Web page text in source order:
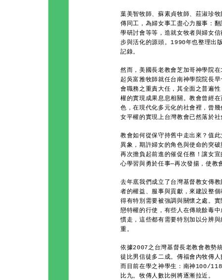
葉美智牧師、蘇素貞牧師、莊淑珍
傳同工，為婦女事工盡心力服事：
學研討會等等，造就女牧者與婦女
步與活化的源頭。1990年也整理出
記錄。
然而，美國長老教會芝加哥神學院
起吳富雅牧師就任台南神學院院長
會職務之重責大任，其全面之普遍
權的實現成果息息相關。教會曾經
色，在現代化多元化的社會裡，曾
女平權的實現上台灣教會已然落於
教會如何從保守持舊中走出來？值
異象，期許婦女的角色與使命的突
再次擔負起前進的催促任務！讓女
心學習與勇於任事─再次發揚，使教
去年底我們成立了台灣基督教女傳
者的權益、服事與貢獻，來建設整
得有特別需要被強調與關懷之處。
戀特權的行使，有些人在傳統餘毒
慣走，這些都有需要特別加以分辨
重。
依據2007之台灣基督長老教會教勢
徒比男信徒多二成。傳福會內牧傳
而目前在學之神學生：南神100/
比九。牧傳人數比例將逐漸拉近。